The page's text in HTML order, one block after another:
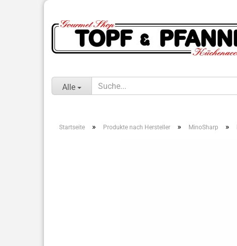
Alle
Startseite » Produkte nach Hersteller » MinoSharp »